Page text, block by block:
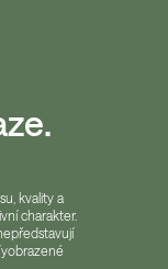
kvality a
charakter.